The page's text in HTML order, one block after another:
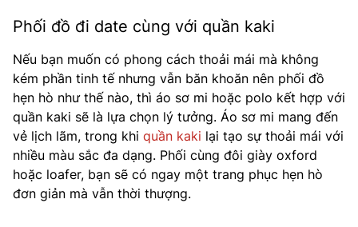
Phối đồ đi date cùng với quần kaki
Nếu bạn muốn có phong cách thoải mái mà không
kém phần tinh tế nhưng vẫn băn khoăn nên phối đồ
hẹn hò như thế nào, thì áo sơ mi hoặc polo kết hợp với
quần kaki sẽ là lựa chọn lý tưởng. Áo sơ mi mang đến
vẻ lịch lãm, trong khi quần kaki lại tạo sự thoải mái với
nhiều màu sắc đa dạng. Phối cùng đôi giày oxford
hoặc loafer, bạn sẽ có ngay một trang phục hẹn hò
đơn giản mà vẫn thời thượng.